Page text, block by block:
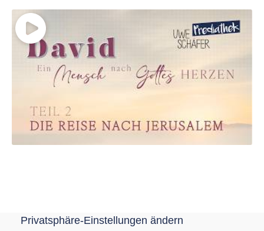
Privatsphäre-Einstellungen ändern